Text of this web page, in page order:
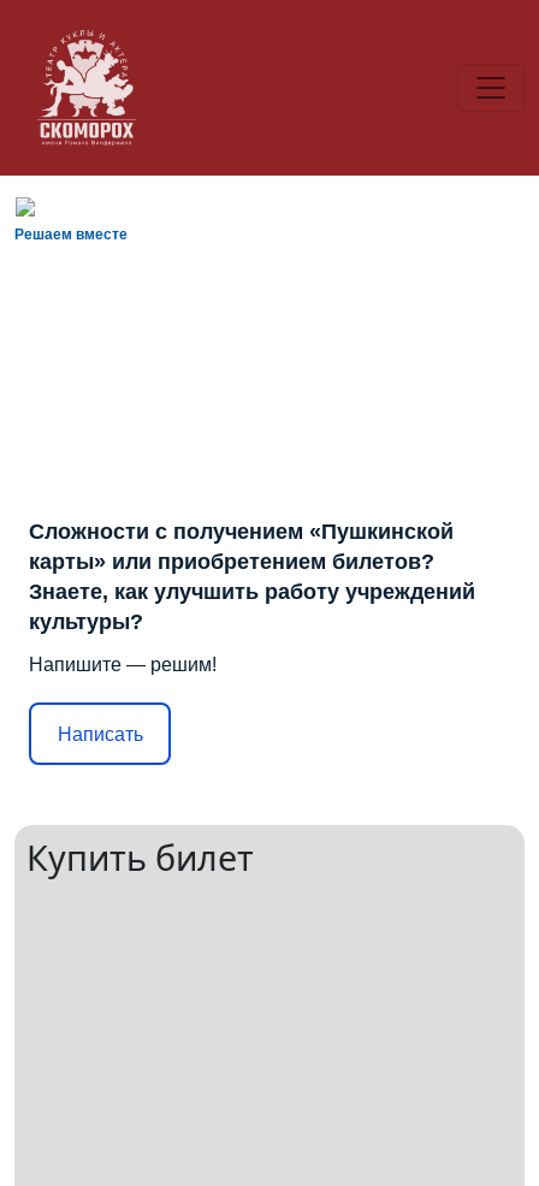
Решаем вместе
Сложности с получением «Пушкинской
карты» или приобретением билетов?
Знаете, как улучшить работу учреждений
культуры?
Напишите — решим!
Написать
Купить билет